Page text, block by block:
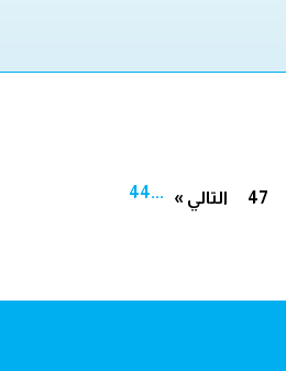
...
44 47 التالي »